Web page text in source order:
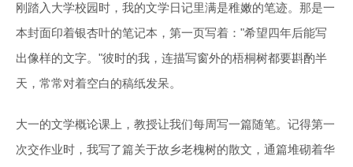
刚踏入大学校园时，我的文学日记里满是稚嫩的笔迹。那是一
本封面印着银杏叶的笔记本，第一页写着："希望四年后能写
出像样的文字。"彼时的我，连描写窗外的梧桐树都要斟酌半
天，常常对着空白的稿纸发呆。
大一的文学概论课上，教授让我们每周写一篇随笔。记得第一
次交作业时，我写了篇关于故乡老槐树的散文，通篇堆砌着华